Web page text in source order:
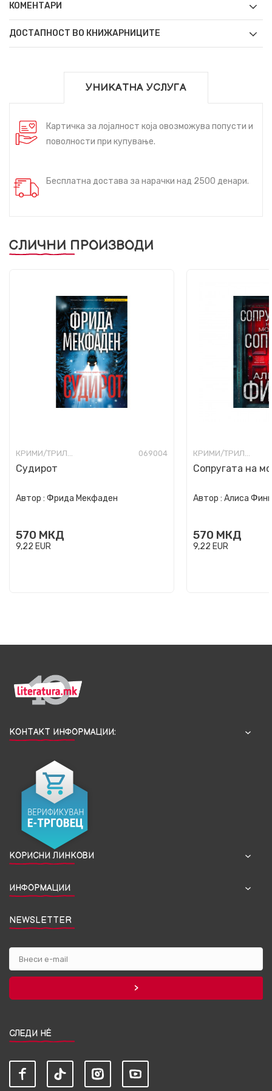
КОМЕНТАРИ
ДОСТАПНОСТ ВО КНИЖАРНИЦИТЕ
УНИКАТНА УСЛУГА
Картичка за лојалност која овозможува попусти и
поволности при купување.
Бесплатна достава за нарачки над 2500 денари.
СЛИЧНИ ПРОИЗВОДИ
КРИМИ/ТРИЛЕР 069004
Судирот
Автор : Фрида Мекфаден
570 МКД
9,22 EUR
КРИМИ/ТРИЛЕР
Сопругата на
Автор : Алиса Фини
570 МКД
9,22 EUR
КОНТАКТ ИНФОРМАЦИИ:
КОРИСНИ ЛИНКОВИ
ИНФОРМАЦИИ
NEWSLETTER
СЛЕДИ НЀ